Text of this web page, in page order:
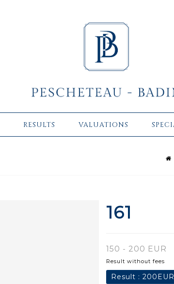
RESULTS VALUATIONS
161
150 - 200 EUR
Result without fees
Result : 200EUR